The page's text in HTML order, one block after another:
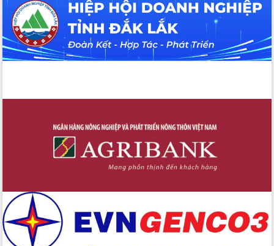
Tháo gỡ những vướng mắc, đẩy mạnh
công tác cải cách thủ tục hành chính
tại Trung tâm Phục vụ hành chính
công tỉnh
Đắk Lắk: Tôn vinh 46 giải pháp tại Hội
Trương Công Thái kiểm tra thực địa
Dự án cao tốc Khánh Hòa - Buôn Ma
Định vị cà phê Việt Nam như một “di
Xây dựng nông thôn mới: Nâng cao đời
sống người dân từ những mô hình thiết
thực
Quyết liệt tháo gỡ vướng mắc, đẩy